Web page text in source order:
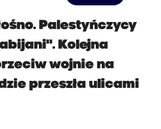
Palestyńczycy
Kolejna
wojnie na
przeszła ulicami